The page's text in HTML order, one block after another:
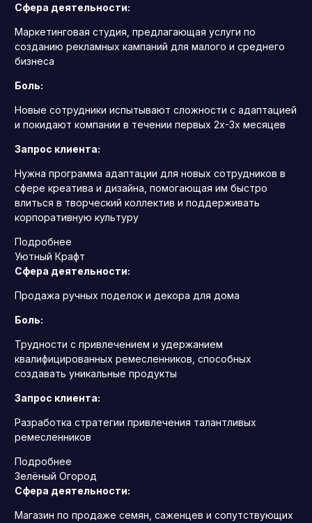
Сфера деятельности:
Маркетинговая студия, предлагающая услуги по
созданию рекламных кампаний для малого и среднего
бизнеса
Боль:
Новые сотрудники испытывают сложности с адаптацией
и покидают компании в течении первых 2х-3х месяцев
Запрос клиента:
Нужна программа адаптации для новых сотрудников в
сфере креатива и дизайна, помогающая им быстро
влиться в творческий коллектив и поддерживать
корпоративную культуру
Подробнее
Уютный Крафт
Сфера деятельности:
Продажа ручных поделок и декора для дома
Боль:
Трудности с привлечением и удержанием
квалифицированных ремесленников, способных
создавать уникальные продукты
Запрос клиента:
Разработка стратегии привлечения талантливых
ремесленников
Подробнее
Зелёный Огород
Сфера деятельности:
Магазин по продаже семян, саженцев и сопутствующих